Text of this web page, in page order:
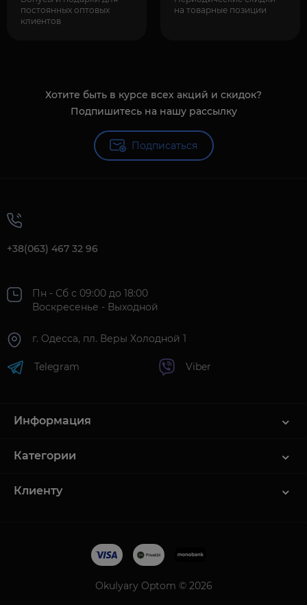
постоянных оптовых
клиентов
на товарные позиции
Хотите быть в курсе всех акций и скидок?
Подпишитесь на нашу рассылку
Подписаться
+38(063) 467 32 96
Пн - Сб с 09:00 до 18:00
Воскресенье - Выходной
г. Одесса, пл. Веры Холодной 1
Telegram Viber
Информация
Категории
Клиенту
Okulyary Optom © 2026